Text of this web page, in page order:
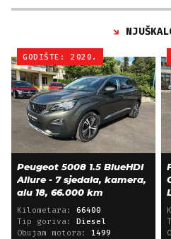
GODIŠTE: 2020.
Peugeot 5008 1.5 BlueHDI
Allure - 7 sjedala, kamera,
alu 18, 66.000 km
Kilometara: 66400
Tip goriva:
Diesel
Obujam motora: 1499